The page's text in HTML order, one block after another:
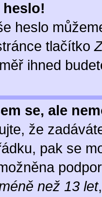
heslo
tlačítko
ihned
se, ale
že
pak se
než 13 let